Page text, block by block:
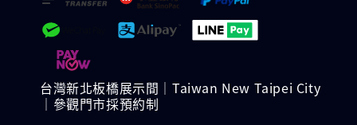
台灣新北板橋展示間｜Taiwan New Taipei City
｜參觀門市採預約制